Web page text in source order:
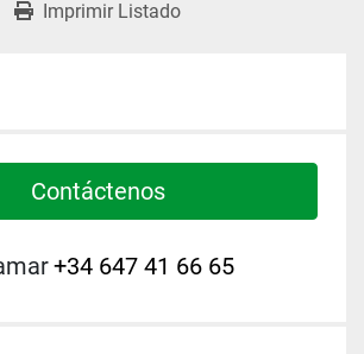
Imprimir Listado
Contáctenos
+34 647 41 66 65